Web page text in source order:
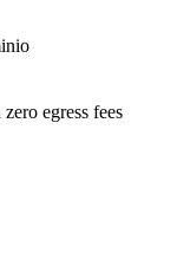
egress fees